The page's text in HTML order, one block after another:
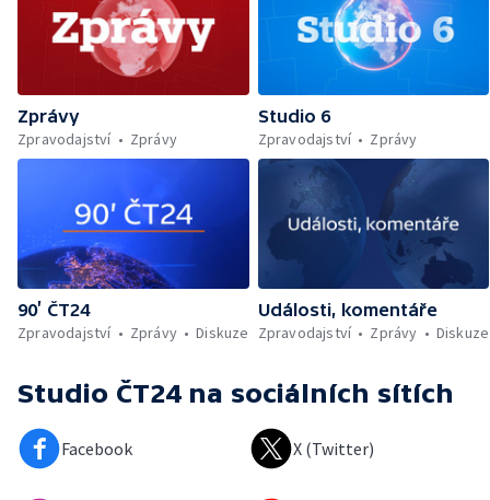
Zprávy
Zpravodajství
Zprávy
Studio 6
Zpravodajství
Zprávy
90’ ČT24
Zpravodajství
Zprávy Diskuze
Události, komentáře
Zpravodajství
Zprávy Diskuze
Studio ČT24 na sociálních sítích
Facebook X (Twitter)